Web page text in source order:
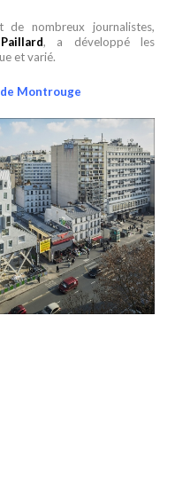
de nombreux journalistes,
, a développé les
et varié.
Montrouge